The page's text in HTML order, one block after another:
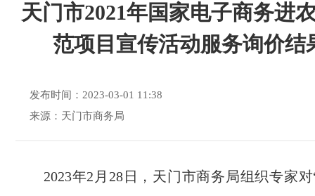
天门市2021年国家电子商务进
范项目宣传活动服务询价结
发布时间：2023-03-01 11:38
来源：天门市商务局
2023年2月28日，天门市商务局组织专家